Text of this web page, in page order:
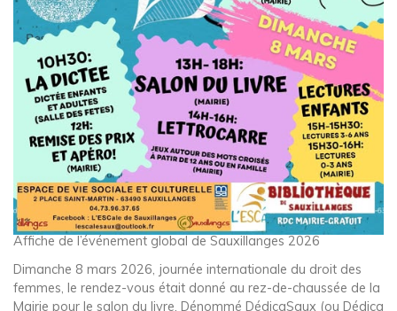
Affiche de l’événement global de Sauxillanges 2026
Dimanche 8 mars 2026, journée internationale du droit des
femmes, le rendez-vous était donné au rez-de-chaussée de la
Mairie pour le salon du livre. Dénommé DédicaSaux (ou Dédica